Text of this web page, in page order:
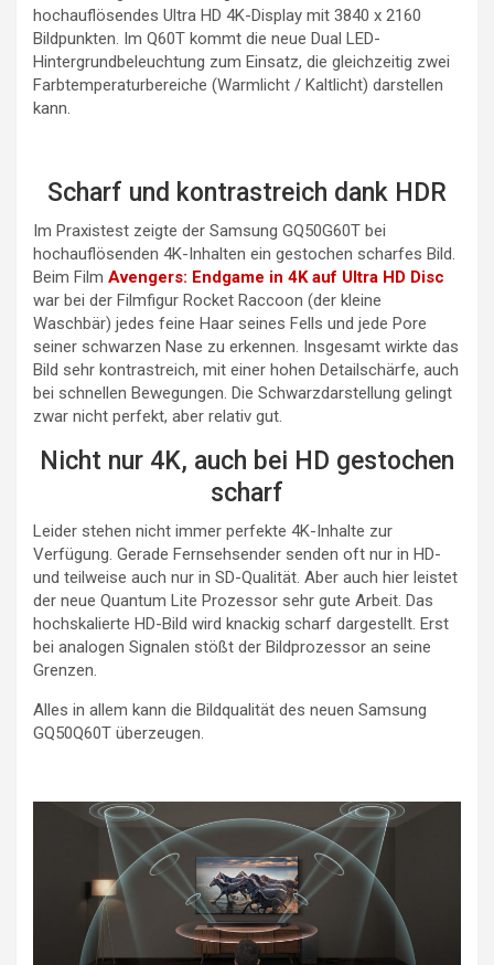
hochauflösendes Ultra HD 4K-Display mit 3840 x 2160
Bildpunkten. Im Q60T kommt die neue Dual LED-
Hintergrundbeleuchtung zum Einsatz, die gleichzeitig zwei
Farbtemperaturbereiche (Warmlicht / Kaltlicht) darstellen
kann.
Scharf und kontrastreich dank HDR
Im Praxistest zeigte der Samsung GQ50G60T bei
hochauflösenden 4K-Inhalten ein gestochen scharfes Bild.
Beim Film Avengers: Endgame in 4K auf Ultra HD Disc
war bei der Filmfigur Rocket Raccoon (der kleine
Waschbär) jedes feine Haar seines Fells und jede Pore
seiner schwarzen Nase zu erkennen. Insgesamt wirkte das
Bild sehr kontrastreich, mit einer hohen Detailschärfe, auch
bei schnellen Bewegungen. Die Schwarzdarstellung gelingt
zwar nicht perfekt, aber relativ gut.
Nicht nur 4K, auch bei HD gestochen
scharf
Leider stehen nicht immer perfekte 4K-Inhalte zur
Verfügung. Gerade Fernsehsender senden oft nur in HD-
und teilweise auch nur in SD-Qualität. Aber auch hier leistet
der neue Quantum Lite Prozessor sehr gute Arbeit. Das
hochskalierte HD-Bild wird knackig scharf dargestellt. Erst
bei analogen Signalen stößt der Bildprozessor an seine
Grenzen.
Alles in allem kann die Bildqualität des neuen Samsung
GQ50Q60T überzeugen.